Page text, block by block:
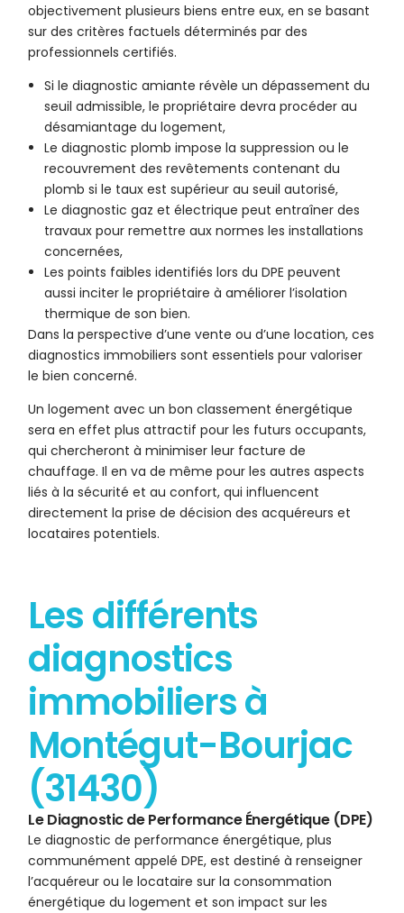
objectivement plusieurs biens entre eux, en se basant
sur des critères factuels déterminés par des
professionnels certifiés.
Si le diagnostic amiante révèle un dépassement du
seuil admissible, le propriétaire devra procéder au
désamiantage du logement,
Le diagnostic plomb impose la suppression ou le
recouvrement des revêtements contenant du
plomb si le taux est supérieur au seuil autorisé,
Le diagnostic gaz et électrique peut entraîner des
travaux pour remettre aux normes les installations
concernées,
Les points faibles identifiés lors du DPE peuvent
aussi inciter le propriétaire à améliorer l’isolation
thermique de son bien.
Dans la perspective d’une vente ou d’une location, ces
diagnostics immobiliers sont essentiels pour valoriser
le bien concerné.
Un logement avec un bon classement énergétique
sera en effet plus attractif pour les futurs occupants,
qui chercheront à minimiser leur facture de
chauffage. Il en va de même pour les autres aspects
liés à la sécurité et au confort, qui influencent
directement la prise de décision des acquéreurs et
locataires potentiels.
Les différents
diagnostics
immobiliers à
Montégut-Bourjac
(31430)
Le Diagnostic de Performance Énergétique (DPE)
Le diagnostic de performance énergétique, plus
communément appelé DPE, est destiné à renseigner
l’acquéreur ou le locataire sur la consommation
énergétique du logement et son impact sur les